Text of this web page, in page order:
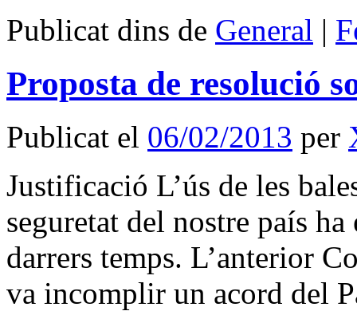
Publicat dins de General |
Proposta de resolució
Publicat el 06/02/2013 per
Justificació L’ús de les
seguretat del nostre país
darrers temps. L’anterior
va incomplir un acord del